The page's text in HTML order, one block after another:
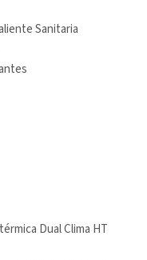
Sanitaria
Dual Clima HT